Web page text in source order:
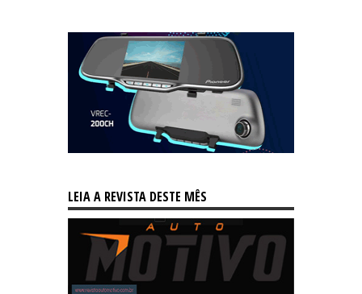
LEIA A REVISTA DESTE MÊS